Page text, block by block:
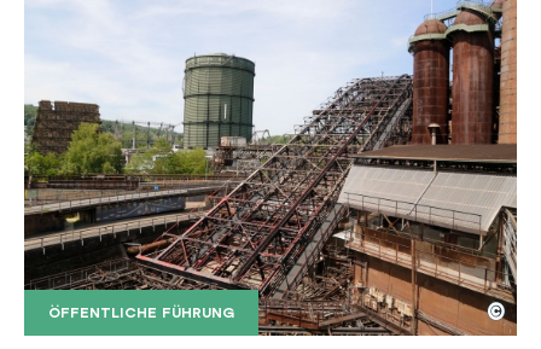
ÖFFENTLICHE FÜHRUNG
Der Erzschrägaufzug der Völklinger Hütte mit
Copyright: Weltkulturerbe Völklinger Hütte | Karl
©